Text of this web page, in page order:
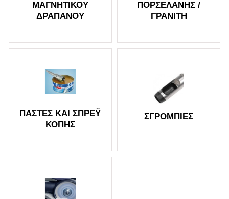
ΜΑΓΝΗΤΙΚΟΎ
ΔΡΑΠΆΝΟΥ
ΠΟΡΣΕΛΆΝΗΣ /
ΓΡΑΝΊΤΗ
ΠΆΣΤΕΣ ΚΑΙ ΣΠΡΈΥ
ΚΟΠΉΣ
ΣΓΡΌΜΠΙΕΣ